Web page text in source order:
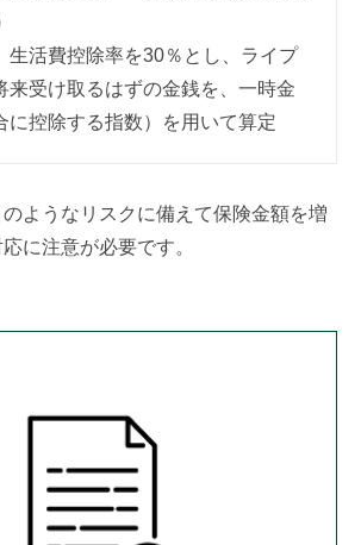
生活費控除率を30％とし、ライプ
来受け取るはずの金銭を、一時金
に控除する指数）を用いて算定
ようなリスクに備えて保険金額を増
に注意が必要です。